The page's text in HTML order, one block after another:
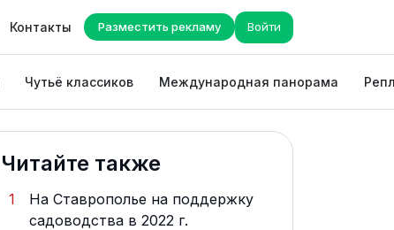
Контакты Разместить рекламу Войти
Чутьё классиков Международная панорама
Читайте также
1
На Ставрополье на поддержку
садоводства в 2022 г.